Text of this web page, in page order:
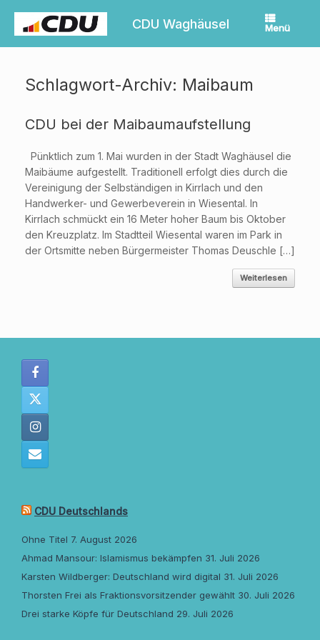
springen
CDU Waghäusel Menü
Schlagwort-Archiv: Maibaum
CDU bei der Maibaumaufstellung
Pünktlich zum 1. Mai wurden in der Stadt Waghäusel die
Maibäume aufgestellt. Traditionell erfolgt dies durch die
Vereinigung der Selbständigen in Kirrlach und den
Handwerker- und Gewerbeverein in Wiesental. In
Kirrlach schmückt ein 16 Meter hoher Baum bis Oktober
den Kreuzplatz. Im Stadtteil Wiesental waren im Park in
der Ortsmitte neben Bürgermeister Thomas Deuschle […]
Weiterlesen
CDU Deutschlands
Ohne Titel 7. August 2026
Ahmad Mansour: Islamismus bekämpfen 31. Juli 2026
Karsten Wildberger: Deutschland wird digital 31. Juli 2026
Thorsten Frei als Fraktionsvorsitzender gewählt 30. Juli 2026
Drei starke Köpfe für Deutschland 29. Juli 2026